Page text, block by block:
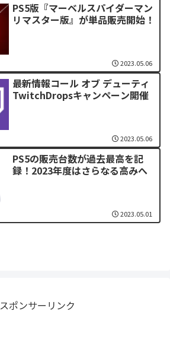
PS5版『マーベルスパイダーマン
リマスター版』が単品販売開始！
2023.05.06
最新情報コール オブ デューティ
TwitchDropsキャンペーン開催
2023.05.06
PS5の販売台数が過去最高を記
録！2023年度はさらなる高みへ
2023.05.01
スポンサーリンク